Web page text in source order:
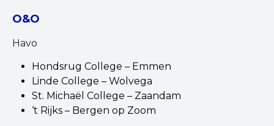
O&O
Havo
Hondsrug College – Emmen
Linde College – Wolvega
St. Michaël College – Zaandam
‘t Rijks – Bergen op Zoom